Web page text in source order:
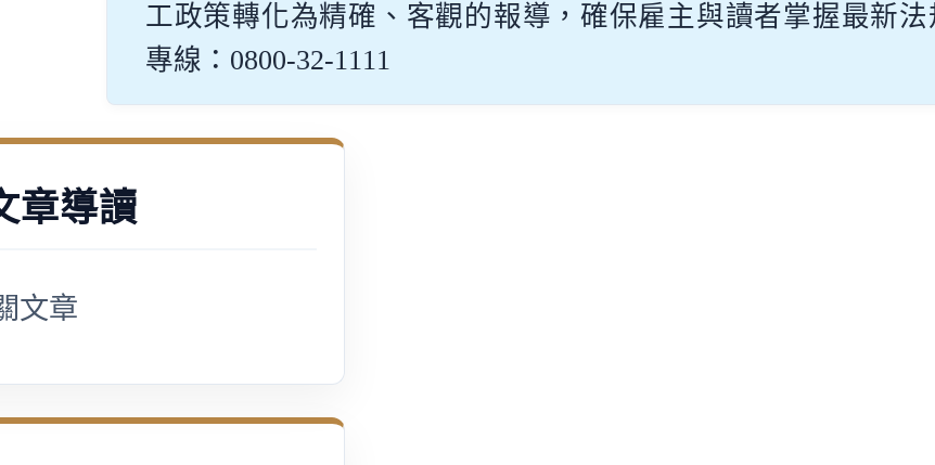
工政策轉化為精確、客觀的報導，確保雇主與讀者掌握最新法
專線：0800-32-1111
章導讀
文章